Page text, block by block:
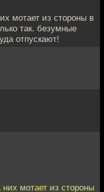
мотает из стороны в
так. безумные
отпускают!
мотает из стороны